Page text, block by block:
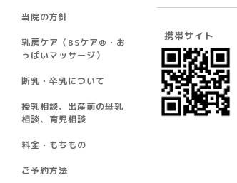
当院の方針
乳房ケア（BSケア®︎・お
っぱいマッサージ）
断乳・卒乳について
授乳相談、出産前の母乳
相談、育児相談
料金・もちもの
ご予約方法
携帯サイト